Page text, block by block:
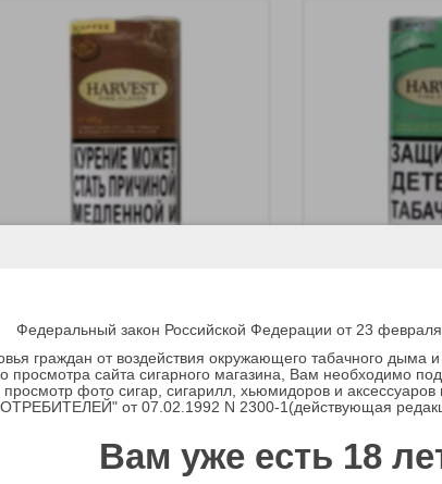
Федеральный закон Российской Федерации от 23
граждан от воздействия окружающего табачного дыма
просмотра сайта сигарного магазина, Вам необходимо
просмотр фото сигар, сигарилл, хьюмидоров и
от 07.02.1992 N 2300-1(действующая
Вам уже есть 18
Coffee
Производитель: Von Eicken
476 р.
Производитель:
476 р.